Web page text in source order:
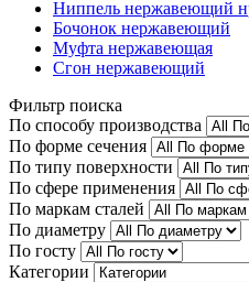
Ниппель нержавеющий
Бочонок нержавеющий
Муфта нержавеющая
Сгон нержавеющий
Фильтр поиска
По способу производства
По форме сечения
По типу поверхности
По сфере применения
По маркам сталей
По диаметру
По госту
Категории